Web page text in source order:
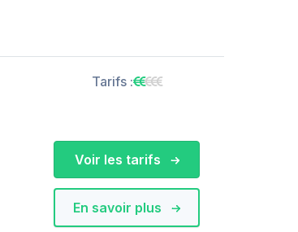
Tarifs :
En savoir plus
Voir les tarifs